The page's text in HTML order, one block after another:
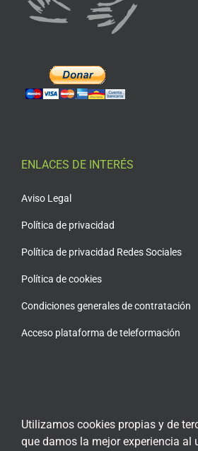
ENLACES DE INTERÉS
Aviso Legal
Política de privacidad
Política de privacidad Redes Sociales
Política de cookies
Condiciones generales de contratación
Acceso plataforma de teleformación
Utilizamos cookies propias y de
que damos la mejor experiencia al